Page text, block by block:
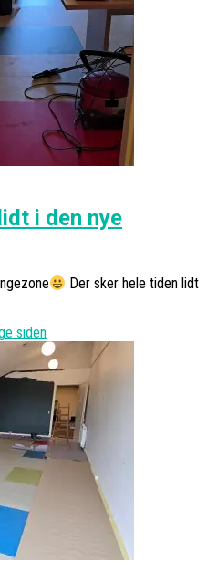
i den nye
Der sker hele tiden lidt
siden